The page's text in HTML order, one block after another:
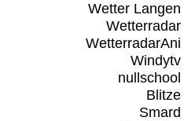
Wetter Langen
Wetterradar
WetterradarAni
Windytv
nullschool
Blitze
Smard